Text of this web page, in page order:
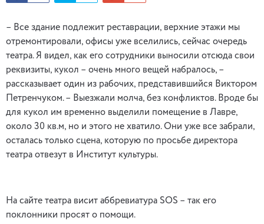
– Все здание подлежит реставрации, верхние этажи мы
отремонтировали, офисы уже вселились, сейчас очередь
театра. Я видел, как его сотрудники выносили отсюда свои
реквизиты, кукол – очень много вещей набралось, –
рассказывает один из рабочих, представившийся Виктором
Петренчуком. – Выезжали молча, без конфликтов. Вроде бы
для кукол им временно выделили помещение в Лавре,
около 30 кв.м, но и этого не хватило. Они уже все забрали,
осталась только сцена, которую по просьбе директора
театра отвезут в Институт культуры.
На сайте театра висит аббревиатура SOS – так его
поклонники просят о помощи.